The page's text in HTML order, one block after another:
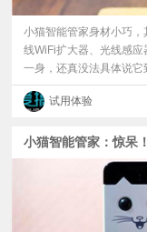
小猫智能管家身材小巧
线WiFi扩大器、光线感
一身，还真没法具体说它
试用体验
小猫智能管家：惊呆